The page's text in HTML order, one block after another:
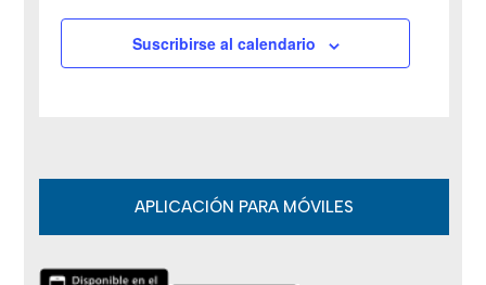
e
o
Suscribirse al calendario
APLICACIÓN PARA MÓVILES